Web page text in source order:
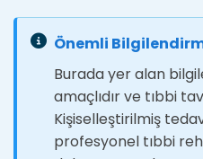
Önemli
Burada yer alan
amaçlıdır ve tıbbi
Kişiselleştirilmiş
profesyonel tıbbi